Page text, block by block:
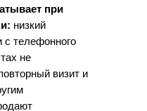
при
низкий
с телефонного
не
визит и